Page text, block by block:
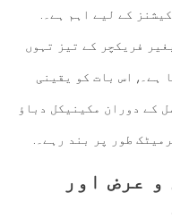
کے لیے اہم ہے۔.
فریکچر کے تیز تہوں
ہے۔, اس بات کو یقینی
کے دوران مکینیکل دباؤ
طور پر بند رہے۔.
و عرض اور